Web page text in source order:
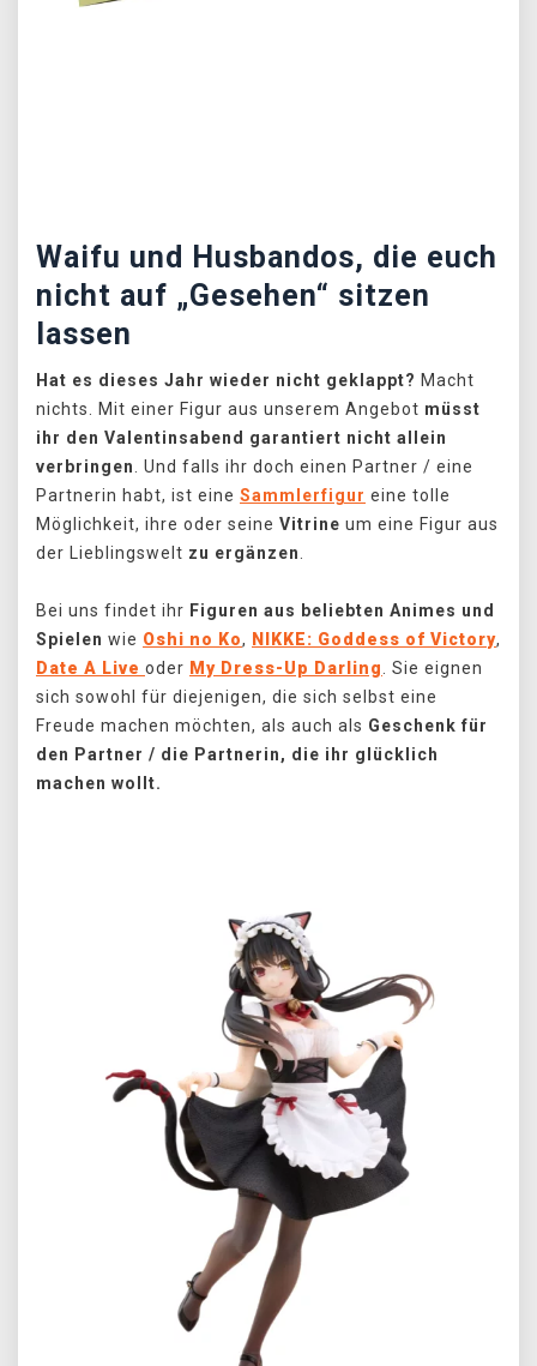
Waifu und Husbandos, die euch
nicht auf „Gesehen“ sitzen
lassen
Hat es dieses Jahr wieder nicht geklappt? Macht
nichts. Mit einer Figur aus unserem Angebot müsst
ihr den Valentinsabend garantiert nicht allein
verbringen. Und falls ihr doch einen Partner / eine
Partnerin habt, ist eine Sammlerfigur eine tolle
Möglichkeit, ihre oder seine Vitrine um eine Figur aus
der Lieblingswelt zu ergänzen.
Bei uns findet ihr Figuren aus beliebten Animes und
Spielen wie Oshi no Ko, NIKKE: Goddess of Victory,
Date A Live oder My Dress-Up Darling. Sie eignen
sich sowohl für diejenigen, die sich selbst eine
Freude machen möchten, als auch als Geschenk für
den Partner / die Partnerin, die ihr glücklich
machen wollt.